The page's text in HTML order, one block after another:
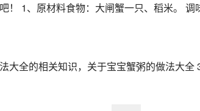
！ 1、原材料食物：大闸蟹一只、稻米。 调
大全的相关知识，关于宝宝蟹粥的做法大